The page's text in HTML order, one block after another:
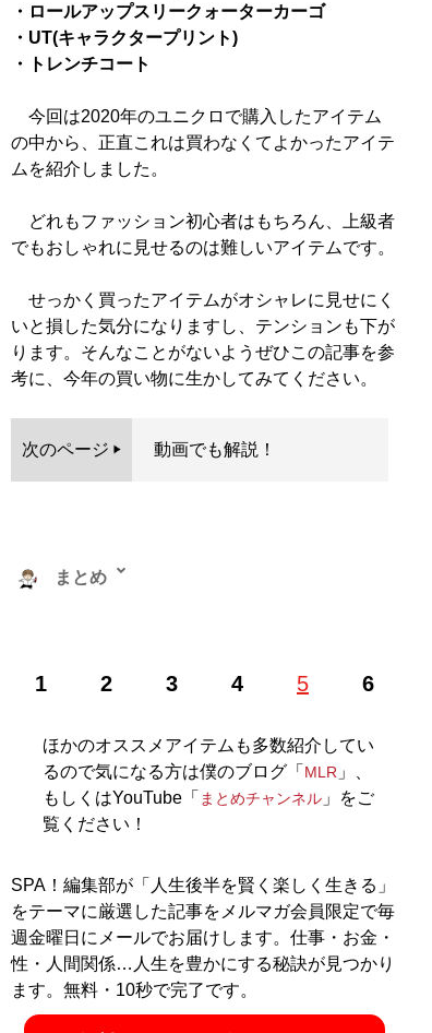
・ロールアップスリークォーターカーゴ
・UT(キャラクタープリント)
・トレンチコート
今回は2020年のユニクロで購入したアイテム
の中から、正直これは買わなくてよかったアイテ
ムを紹介しました。
どれもファッション初心者はもちろん、上級者
でもおしゃれに見せるのは難しいアイテムです。
せっかく買ったアイテムがオシャレに見せにく
いと損した気分になりますし、テンションも下が
ります。そんなことがないようぜひこの記事を参
考に、今年の買い物に生かしてみてください。
次のページ 動画でも解説！
1 2 3 4 5 6
まとめ
ップ、古着、ウェブメディアなどアパレルに関する多彩
でオシャレ初心者にもわかりやすいファッション情報を
配信中！
記事一覧へ
ほかのオススメアイテムも多数紹介してい
るので気になる方は僕のブログ「 MLR 」、
もしくはYouTube「 まとめチャンネル」をご
覧ください！
SPA！編集部が「人生後半を賢く楽しく生きる」
をテーマに厳選した記事をメルマガ会員限定で毎
週金曜日にメールでお届けします。仕事・お金・
性・人間関係…人生を豊かにする秘訣が見つかり
ます。無料・10秒で完了です。